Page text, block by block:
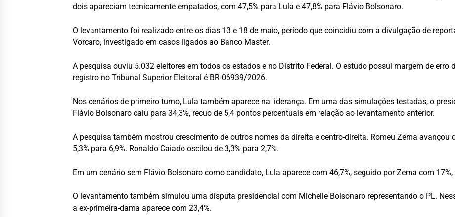
dois apareciam tecnicamente empatados, com 47,5% para Lula e 47,8% para Flávio Bolsonaro.
O levantamento foi realizado entre os dias 13 e 18 de maio, período que coincidiu com a divulgação de
Vorcaro, investigado em casos ligados ao Banco Master.
A pesquisa ouviu 5.032 eleitores em todos os estados e no Distrito Federal. O estudo possui margem de erro
registro no Tribunal Superior Eleitoral é BR-06939/2026.
Nos cenários de primeiro turno, Lula também aparece na liderança. Em uma das simulações testadas, o
Flávio Bolsonaro caiu para 34,3%, recuo de 5,4 pontos percentuais em relação ao levantamento anterior.
A pesquisa também mostrou crescimento de outros nomes da direita e centro-direita. Romeu Zema avançou
5,3% para 6,9%. Ronaldo Caiado oscilou de 3,3% para 2,7%.
Em um cenário sem Flávio Bolsonaro como candidato, Lula aparece com 46,7%, seguido por Zema com
O levantamento também simulou uma disputa presidencial com Michelle Bolsonaro representando o PL.
a ex-primeira-dama aparece com 23,4%.